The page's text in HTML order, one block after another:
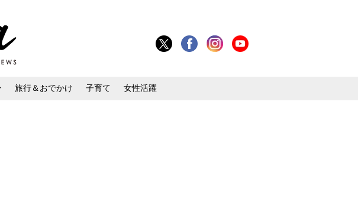
旅行＆おでかけ 子育て 女性活躍